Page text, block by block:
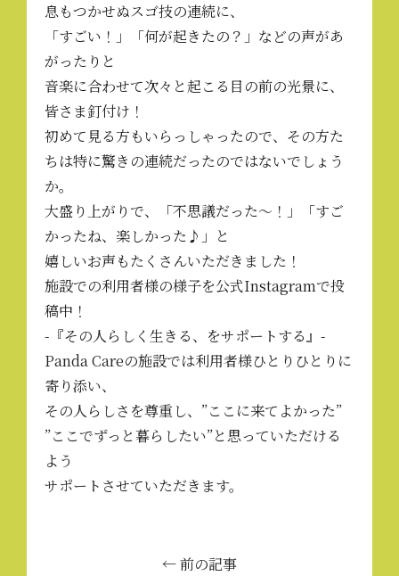
息もつかせぬスゴ技の連続に、
「すごい！」「何が起きたの？」などの声があ
がったりと
音楽に合わせて次々と起こる目の前の光景に、
皆さま釘付け！
初めて見る方もいらっしゃったので、その方た
ちは特に驚きの連続だったのではないでしょう
か。
大盛り上がりで、「不思議だった～！」「すご
かったね、楽しかった♪」と
嬉しいお声もたくさんいただきました！
施設での利用者様の様子を公式Instagramで投
稿中！
-『その人らしく生きる、をサポートする』-
Panda Careの施設では利用者様ひとりひとりに
寄り添い、
その人らしさを尊重し、”ここに来てよかった”
”ここでずっと暮らしたい”と思っていただける
よう
サポートさせていただきます。
← 前の記事